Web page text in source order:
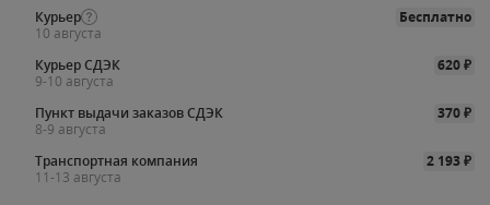
Курьер
Бесплатно
10 августа
Курьер СДЭК
620₽
9-10 августа
Пункт выдачи заказов СДЭК
370₽
8-9 августа
Транспортная компания
2 193₽
11-13 августа